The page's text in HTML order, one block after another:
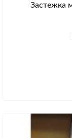
Застежка